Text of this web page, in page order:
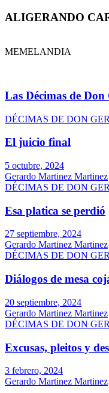
ALIGERANDO
MEMELANDIA
Las Décimas de
DÉCIMAS DE DON
El juicio final
5 octubre, 2024
Gerardo Martinez Martinez
DÉCIMAS DE DON
Esa platica se perdió
27 septiembre, 2024
Gerardo Martinez Martinez
DÉCIMAS DE DON
Diálogos de mesa
20 septiembre, 2024
Gerardo Martinez Martinez
DÉCIMAS DE DON
Excusas, pleitos y
3 febrero, 2024
Gerardo Martinez Martinez